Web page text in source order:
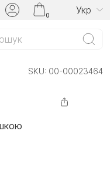
0 Укр
SKU: 00-00023464